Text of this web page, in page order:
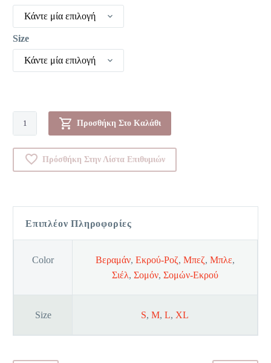
Κάντε μία επιλογή
Size
Κάντε μία επιλογή
Φανέλα
-
0004401
ποσότητα
Προσθήκη Στο Καλάθι
Πρόσθήκη Στην Λίστα Επιθυμιών
Επιπλέον Πληροφορίες
Color Βεραμάν, Εκρού-Ροζ, Μπεζ, Μπλε,
Σιέλ, Σομόν, Σομών-Εκρού
Size S, M, L, XL